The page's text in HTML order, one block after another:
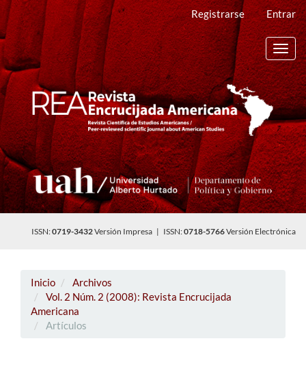
Navegación
principal
Contenido
principal
Barra
lateral
Registrarse Entrar
ISSN:0719-3432Versión Impresa | ISSN:0718-5766Versión Electrónica
Inicio
Archivos
Vol. 2 Núm. 2 (2008): Revista Encrucijada
Americana
Artículos